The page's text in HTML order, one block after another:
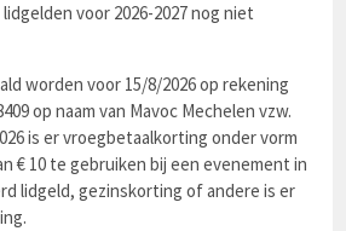
voor 2026-2027 nog niet
worden voor 15/8/2026 op rekening
op naam van Mavoc Mechelen vzw.
is er vroegbetaalkorting onder vorm
€ 10 te gebruiken bij een evenement in
lidgeld, gezinskorting of andere is er